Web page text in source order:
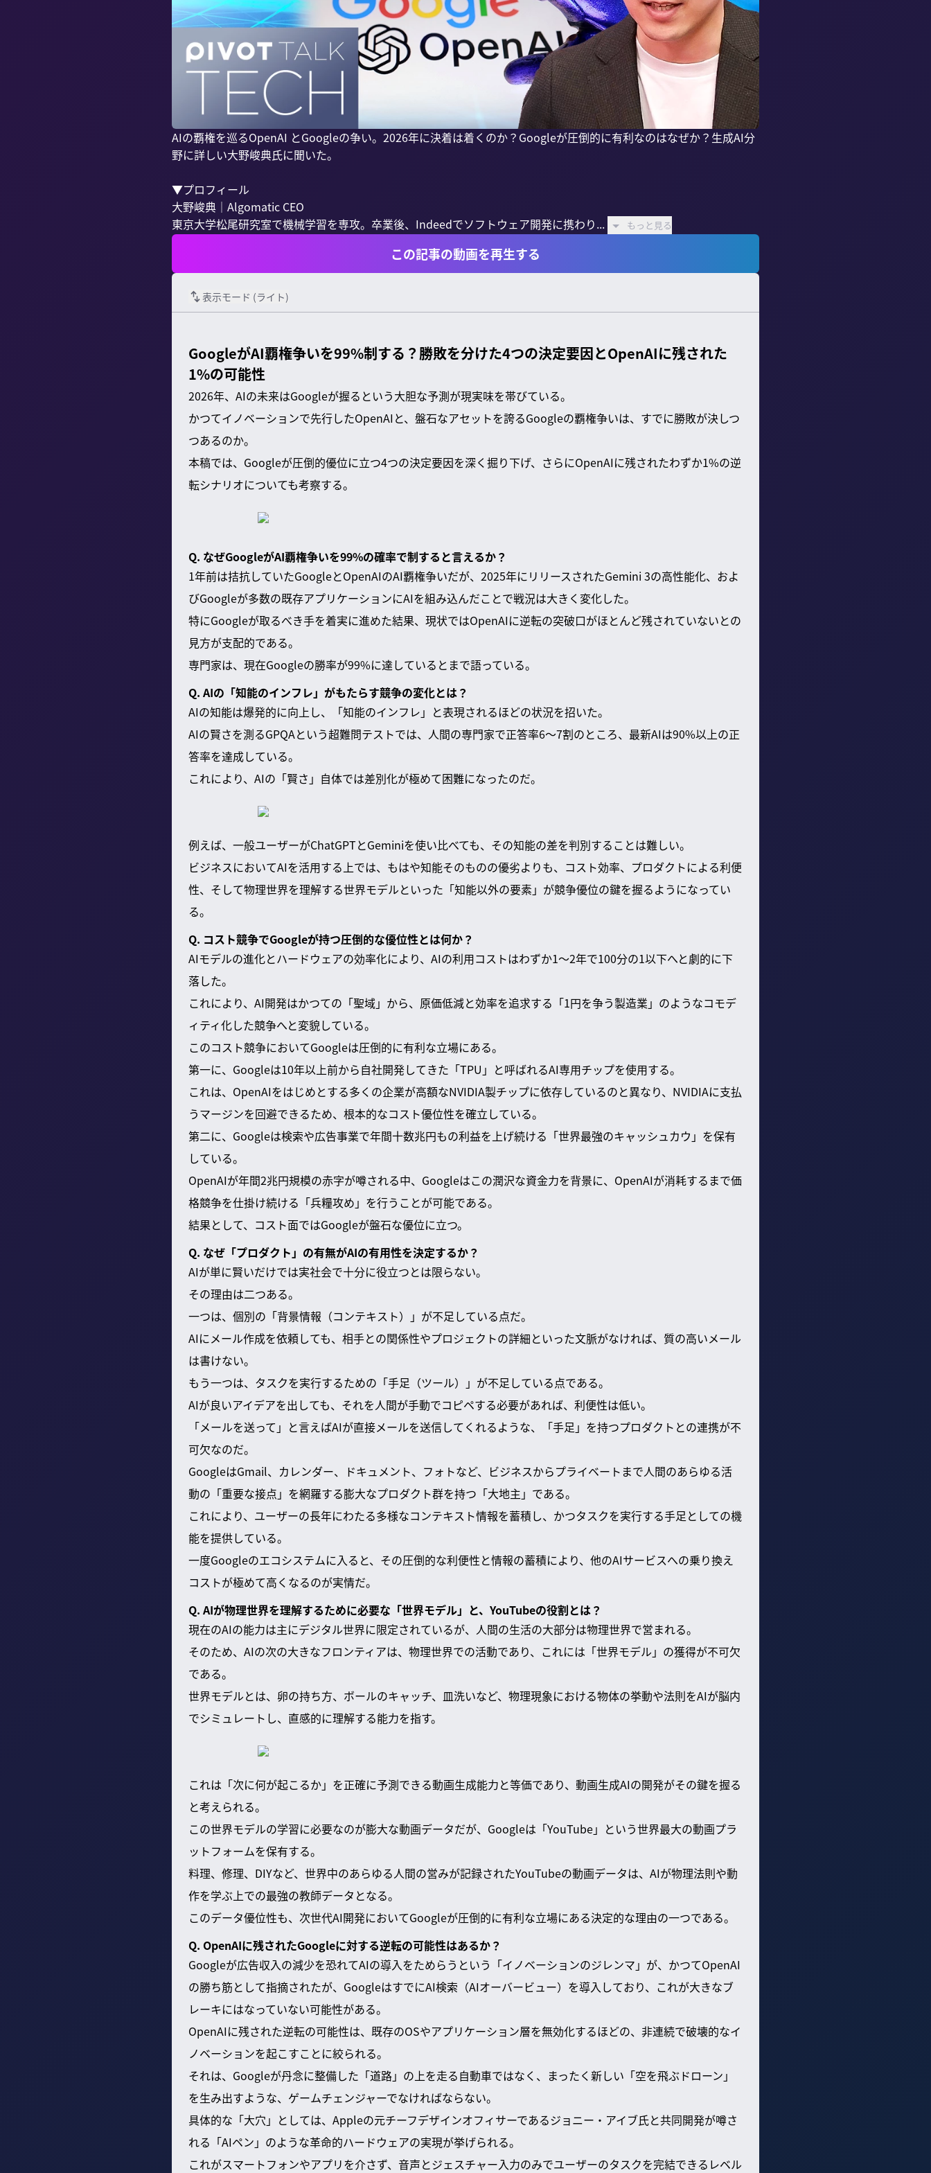
AIの覇権を巡るOpenAI とGoogleの争い。2026年に決着は着くのか？Googleが圧倒的に有利なのはなぜか？生成AI分
野に詳しい大野峻典氏に聞いた。
▼プロフィール
大野峻典｜Algomatic CEO
東京大学松尾研究室で機械学習を専攻。卒業後、Indeedでソフトウェア開発に携わり...
もっと見る
この記事の動画を再生する
表示モード (ライト)
GoogleがAI覇権争いを99%制する？勝敗を分けた4つの決定要因とOpenAIに残された
1%の可能性
2026年、AIの未来はGoogleが握るという大胆な予測が現実味を帯びている。
かつてイノベーションで先行したOpenAIと、盤石なアセットを誇るGoogleの覇権争いは、すでに勝敗が決しつ
つあるのか。
本稿では、Googleが圧倒的優位に立つ4つの決定要因を深く掘り下げ、さらにOpenAIに残されたわずか1%の逆
転シナリオについても考察する。
Q. なぜGoogleがAI覇権争いを99%の確率で制すると言えるか？
1年前は拮抗していたGoogleとOpenAIのAI覇権争いだが、2025年にリリースされたGemini 3の高性能化、およ
びGoogleが多数の既存アプリケーションにAIを組み込んだことで戦況は大きく変化した。
特にGoogleが取るべき手を着実に進めた結果、現状ではOpenAIに逆転の突破口がほとんど残されていないとの
見方が支配的である。
専門家は、現在Googleの勝率が99%に達しているとまで語っている。
Q. AIの「知能のインフレ」がもたらす競争の変化とは？
AIの知能は爆発的に向上し、「知能のインフレ」と表現されるほどの状況を招いた。
AIの賢さを測るGPQAという超難問テストでは、人間の専門家で正答率6〜7割のところ、最新AIは90%以上の正
答率を達成している。
これにより、AIの「賢さ」自体では差別化が極めて困難になったのだ。
例えば、一般ユーザーがChatGPTとGeminiを使い比べても、その知能の差を判別することは難しい。
ビジネスにおいてAIを活用する上では、もはや知能そのものの優劣よりも、コスト効率、プロダクトによる利便
性、そして物理世界を理解する世界モデルといった「知能以外の要素」が競争優位の鍵を握るようになってい
る。
Q. コスト競争でGoogleが持つ圧倒的な優位性とは何か？
AIモデルの進化とハードウェアの効率化により、AIの利用コストはわずか1〜2年で100分の1以下へと劇的に下
落した。
これにより、AI開発はかつての「聖域」から、原価低減と効率を追求する「1円を争う製造業」のようなコモデ
ィティ化した競争へと変貌している。
このコスト競争においてGoogleは圧倒的に有利な立場にある。
第一に、Googleは10年以上前から自社開発してきた「TPU」と呼ばれるAI専用チップを使用する。
これは、OpenAIをはじめとする多くの企業が高額なNVIDIA製チップに依存しているのと異なり、NVIDIAに支払
うマージンを回避できるため、根本的なコスト優位性を確立している。
第二に、Googleは検索や広告事業で年間十数兆円もの利益を上げ続ける「世界最強のキャッシュカウ」を保有
している。
OpenAIが年間2兆円規模の赤字が噂される中、Googleはこの潤沢な資金力を背景に、OpenAIが消耗するまで価
格競争を仕掛け続ける「兵糧攻め」を行うことが可能である。
結果として、コスト面ではGoogleが盤石な優位に立つ。
Q. なぜ「プロダクト」の有無がAIの有用性を決定するか？
AIが単に賢いだけでは実社会で十分に役立つとは限らない。
その理由は二つある。
一つは、個別の「背景情報（コンテキスト）」が不足している点だ。
AIにメール作成を依頼しても、相手との関係性やプロジェクトの詳細といった文脈がなければ、質の高いメール
は書けない。
もう一つは、タスクを実行するための「手足（ツール）」が不足している点である。
AIが良いアイデアを出しても、それを人間が手動でコピペする必要があれば、利便性は低い。
「メールを送って」と言えばAIが直接メールを送信してくれるような、「手足」を持つプロダクトとの連携が不
可欠なのだ。
GoogleはGmail、カレンダー、ドキュメント、フォトなど、ビジネスからプライベートまで人間のあらゆる活
動の「重要な接点」を網羅する膨大なプロダクト群を持つ「大地主」である。
これにより、ユーザーの長年にわたる多様なコンテキスト情報を蓄積し、かつタスクを実行する手足としての機
能を提供している。
一度Googleのエコシステムに入ると、その圧倒的な利便性と情報の蓄積により、他のAIサービスへの乗り換え
コストが極めて高くなるのが実情だ。
Q. AIが物理世界を理解するために必要な「世界モデル」と、YouTubeの役割とは？
現在のAIの能力は主にデジタル世界に限定されているが、人間の生活の大部分は物理世界で営まれる。
そのため、AIの次の大きなフロンティアは、物理世界での活動であり、これには「世界モデル」の獲得が不可欠
である。
世界モデルとは、卵の持ち方、ボールのキャッチ、皿洗いなど、物理現象における物体の挙動や法則をAIが脳内
でシミュレートし、直感的に理解する能力を指す。
これは「次に何が起こるか」を正確に予測できる動画生成能力と等価であり、動画生成AIの開発がその鍵を握る
と考えられる。
この世界モデルの学習に必要なのが膨大な動画データだが、Googleは「YouTube」という世界最大の動画プラ
ットフォームを保有する。
料理、修理、DIYなど、世界中のあらゆる人間の営みが記録されたYouTubeの動画データは、AIが物理法則や動
作を学ぶ上での最強の教師データとなる。
このデータ優位性も、次世代AI開発においてGoogleが圧倒的に有利な立場にある決定的な理由の一つである。
Q. OpenAIに残されたGoogleに対する逆転の可能性はあるか？
Googleが広告収入の減少を恐れてAIの導入をためらうという「イノベーションのジレンマ」が、かつてOpenAI
の勝ち筋として指摘されたが、GoogleはすでにAI検索（AIオーバービュー）を導入しており、これが大きなブ
レーキにはなっていない可能性がある。
OpenAIに残された逆転の可能性は、既存のOSやアプリケーション層を無効化するほどの、非連続で破壊的なイ
ノベーションを起こすことに絞られる。
それは、Googleが丹念に整備した「道路」の上を走る自動車ではなく、まったく新しい「空を飛ぶドローン」
を生み出すような、ゲームチェンジャーでなければならない。
具体的な「大穴」としては、Appleの元チーフデザインオフィサーであるジョニー・アイブ氏と共同開発が噂さ
れる「AIペン」のような革命的ハードウェアの実現が挙げられる。
これがスマートフォンやアプリを介さず、音声とジェスチャー入力のみでユーザーのタスクを完結できるレベル